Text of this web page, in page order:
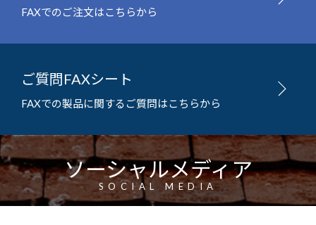
FAXでのご注文はこちらから
ご質問FAXシート
FAXでの製品に関するご質問はこちらから
ソーシャルメディア
SOCIAL MEDIA